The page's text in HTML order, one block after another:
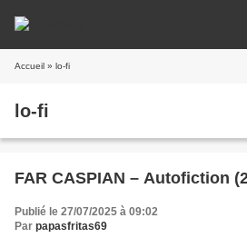
Accueil » lo-fi
lo-fi
FAR CASPIAN – Autofiction
Publié le 27/07/2025 à 09:02
Par papasfritas69